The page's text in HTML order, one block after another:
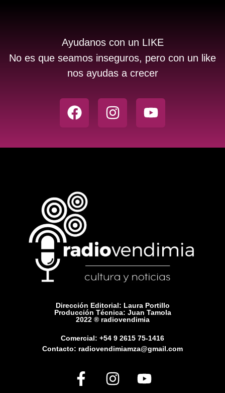
Ayudanos con un LIKE
No es que seamos inseguros, pero con un like
nos ayudas a crecer
Dirección Editorial: Laura Portillo
Producción Técnica: Juan Tamola
2022 ® radiovendimia
Comercial: +54 9 2615 75-1416
Contacto: radiovendimiamza@gmail.com